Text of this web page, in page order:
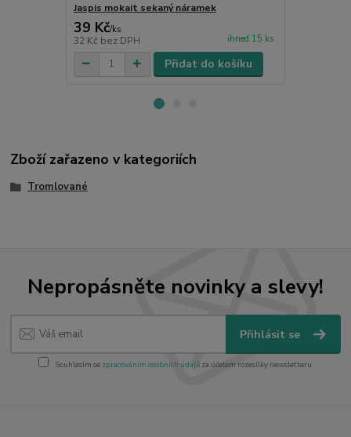
Jaspis mokait sekaný náramek
39 Kč/ks
32 Kč bez DPH ihned 15 ks
Přidat do košíku
Zboží zařazeno v kategoriích
Tromlované
Nepropásněte novinky a slevy!
Přihlásit se
Souhlasím se zpracováním osobních údajůza účelem rozesílky newsletteru.